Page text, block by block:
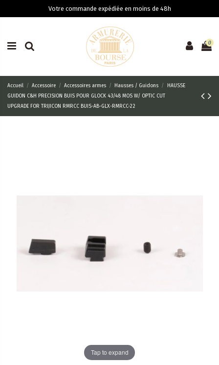
Votre commande expédiée en moins de 48h
0
Accueil Accessoire Accessoires armes Hausses / Guidons
HAUSSE
GUIDON C&H PRECISION BUIS POUR GLOCK 43/48 MOS W/ OPTIC CUT
UPGRADE FOR TRIJICON RMRCC BUIS-AB-GLX-RMRCC-22
Tap to expand